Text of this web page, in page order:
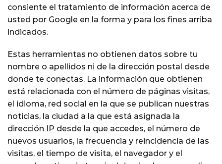
consiente el tratamiento de información acerca de
usted por Google en la forma y para los fines arriba
indicados.
Estas herramientas no obtienen datos sobre tu
nombre o apellidos ni de la dirección postal desde
donde te conectas. La información que obtienen
está relacionada con el número de páginas visitas,
el idioma, red social en la que se publican nuestras
noticias, la ciudad a la que está asignada la
dirección IP desde la que accedes, el número de
nuevos usuarios, la frecuencia y reincidencia de las
visitas, el tiempo de visita, el navegador y el